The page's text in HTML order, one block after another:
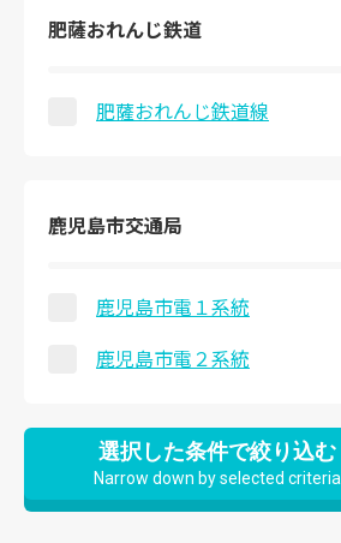
肥薩おれんじ鉄道
肥薩おれんじ鉄道線
鹿児島市交通局
鹿児島市電１系統
鹿児島市電２系統
選択した条件で絞り込む
Narrow down by selected criteria